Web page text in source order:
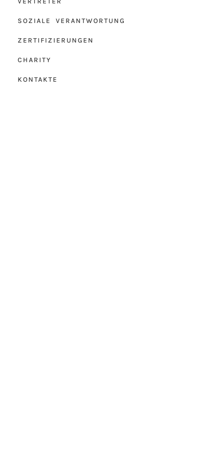
SOZIALE VERANTWORTUNG
ZERTIFIZIERUNGEN
CHARITY
KONTAKTE